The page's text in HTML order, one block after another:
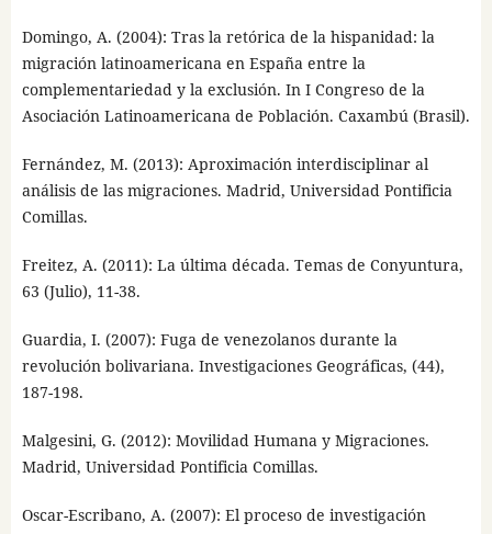
Domingo, A. (2004): Tras la retórica de la hispanidad: la
migración latinoamericana en España entre la
complementariedad y la exclusión. In I Congreso de la
Asociación Latinoamericana de Población. Caxambú (Brasil).
Fernández, M. (2013): Aproximación interdisciplinar al
análisis de las migraciones. Madrid, Universidad Pontificia
Comillas.
Freitez, A. (2011): La última década. Temas de Conyuntura,
63 (Julio), 11-38.
Guardia, I. (2007): Fuga de venezolanos durante la
revolución bolivariana. Investigaciones Geográficas, (44),
187-198.
Malgesini, G. (2012): Movilidad Humana y Migraciones.
Madrid, Universidad Pontificia Comillas.
Oscar-Escribano, A. (2007): El proceso de investigación